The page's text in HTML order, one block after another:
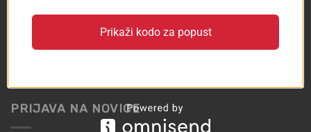
PRIJAVA NA NOVICE
Prikaži kodo za popust